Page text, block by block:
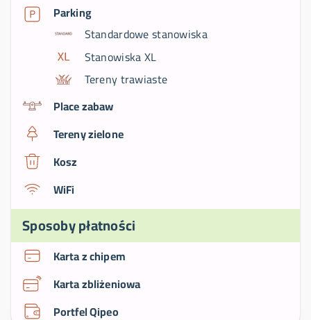
Parking
Standardowe stanowiska
Stanowiska XL
Tereny trawiaste
Place zabaw
Tereny zielone
Kosz
WiFi
Sposoby płatności
Karta z chipem
Karta zbliżeniowa
Portfel Qipeo